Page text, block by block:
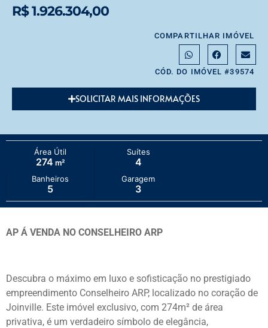
R$ 1.926.304,00
COMPARTILHAR IMÓVEL
CÓD. DO IMÓVEL #39574
SOLICITAR MAIS INFORMAÇÕES
Área Útil
274 m²
Suítes
4
Banheiros
5
Garagem
3
AP Á VENDA NO CONSELHEIRO ARP
Descubra o máximo em luxo e sofisticação no prestigiado
empreendimento Conselheiro ARP, localizado no coração de
Joinville. Este imóvel exclusivo, com 274m² de área
privativa, é um verdadeiro símbolo de elegância,